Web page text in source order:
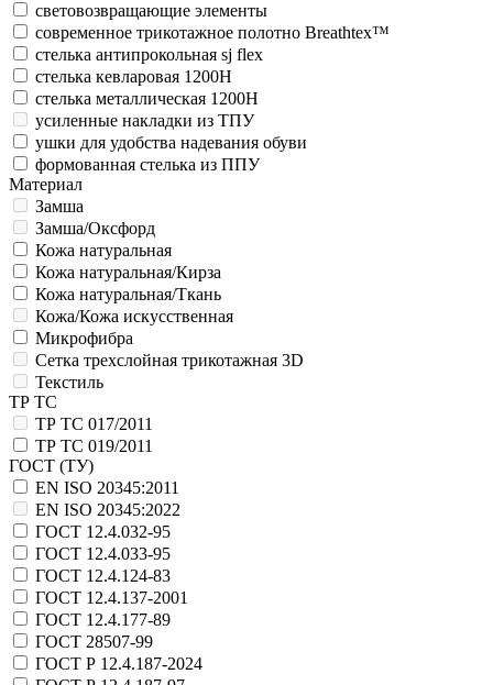
световозвращающие элементы
современное трикотажное полотно Breathtex™
стелька антипрокольная sj flex
стелька кевларовая 1200Н
стелька металлическая 1200Н
усиленные накладки из ТПУ
ушки для удобства надевания обуви
формованная стелька из ППУ
Материал
Замша
Замша/Оксфорд
Кожа натуральная
Кожа натуральная/Кирза
Кожа натуральная/Ткань
Кожа/Кожа искусственная
Микрофибра
Сетка трехслойная трикотажная 3D
Текстиль
ТР ТС
ТР ТС 017/2011
ТР ТС 019/2011
ГОСТ (ТУ)
EN ISO 20345:2011
EN ISO 20345:2022
ГОСТ 12.4.032-95
ГОСТ 12.4.033-95
ГОСТ 12.4.124-83
ГОСТ 12.4.137-2001
ГОСТ 12.4.177-89
ГОСТ 28507-99
ГОСТ Р 12.4.187-2024